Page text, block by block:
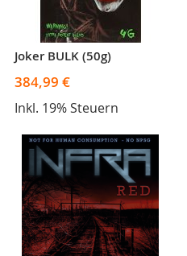
Joker BULK (50g)
384,99 €
Inkl. 19% Steuern